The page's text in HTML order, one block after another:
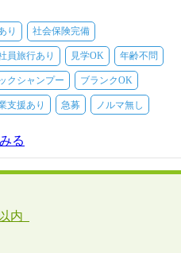
り 社会保険完備
員旅行あり 見学OK 年齢不問
クシャンプー ブランクOK
支援あり 急募 ノルマ無し
内